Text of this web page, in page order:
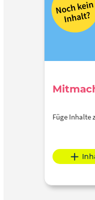
Füge Inhalte